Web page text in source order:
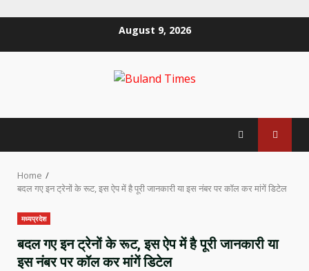
August 9, 2026
Home
बदल गए इन ट्रेनों के रूट, इस ऐप में है पूरी जानकारी या इस नंबर पर कॉल कर मांगें डिटेल
मध्यप्रदेश
बदल गए इन ट्रेनों के रूट, इस ऐप में है पूरी जानकारी या
इस नंबर पर कॉल कर मांगें डिटेल